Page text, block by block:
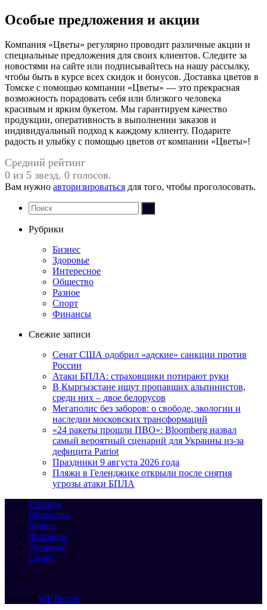
Особые предложения и акции
Компания «Цветы» регулярно проводит различные акции и
специальные предложения для своих клиентов. Следите за
новостями на сайте или подписывайтесь на нашу рассылку,
чтобы быть в курсе всех скидок и бонусов. Доставка цветов в
Томске с помощью компании «Цветы» — это прекрасная
возможность порадовать себя или близкого человека
красивым и ярким букетом. Мы гарантируем качество
продукции, оперативность в выполнении заказов и
индивидуальный подход к каждому клиенту. Подарите
радость и улыбку с помощью цветов от компании «Цветы»!
Средний рейтинг
0 из 5 звезд. 0 голосов.
Вам нужно авторизироваться для того, чтобы проголосовать.
Рубрики
Бизнес
Здоровье
Интересное
Общество
Разное
Спорт
Финансы
Свежие записи
Сенат США одобрил «адские» санкции против
России
Атаки БПЛА: страховщики потирают руки
В Кыргызстане ищут пропавших альпинистов,
среди них – двое белорусов
Мегаполис без заборов: о свободе, экологии и
наследии московских трансформаций
«24 ракеты прошли ПВО»: Bloomberg назвал
самый вероятный сценарий для Украины из-за
дефицита Patriot
Праздники 9 августа 2026 года
Пляжи в Геленджике открыли после снятия
угрозы атаки БПЛА
Главная
Общество
Бизнес
Финансы
Здоровье
Спорт
© 2026
Тема от WP Puzzle